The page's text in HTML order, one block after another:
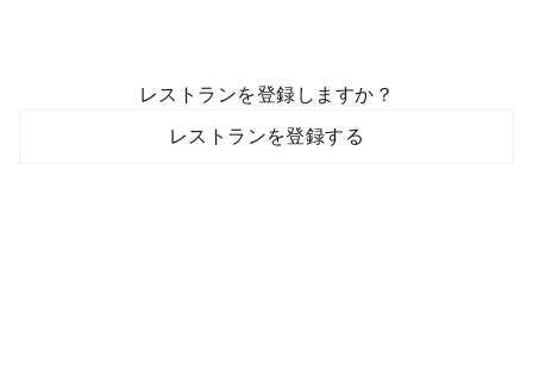
レストランを登録しますか？
レストランを登録する